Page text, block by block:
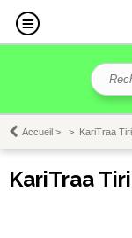
Accueil > > KariTraa
KariTraa